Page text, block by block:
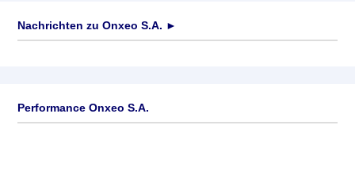
Nachrichten zu Onxeo S.A. ►
Performance Onxeo S.A.